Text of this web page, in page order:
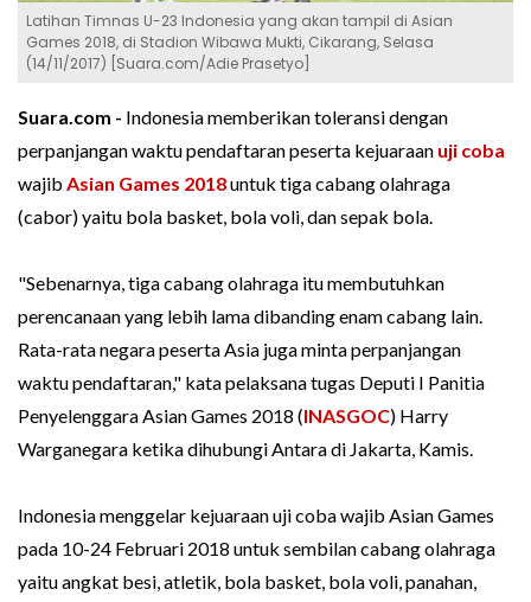
Latihan Timnas U-23 Indonesia yang akan tampil di Asian
Games 2018, di Stadion Wibawa Mukti, Cikarang, Selasa
(14/11/2017) [Suara.com/Adie Prasetyo]
Suara.com - Indonesia memberikan toleransi dengan
perpanjangan waktu pendaftaran peserta kejuaraan uji coba
wajib Asian Games 2018untuk tiga cabang olahraga
(cabor) yaitu bola basket, bola voli, dan sepak bola.
"Sebenarnya, tiga cabang olahraga itu membutuhkan
perencanaan yang lebih lama dibanding enam cabang lain.
Rata-rata negara peserta Asia juga minta perpanjangan
waktu pendaftaran," kata pelaksana tugas Deputi I Panitia
Penyelenggara Asian Games 2018 (INASGOC) Harry
Warganegara ketika dihubungi Antara di Jakarta, Kamis.
Indonesia menggelar kejuaraan uji coba wajib Asian Games
pada 10-24 Februari 2018 untuk sembilan cabang olahraga
yaitu angkat besi, atletik, bola basket, bola voli, panahan,